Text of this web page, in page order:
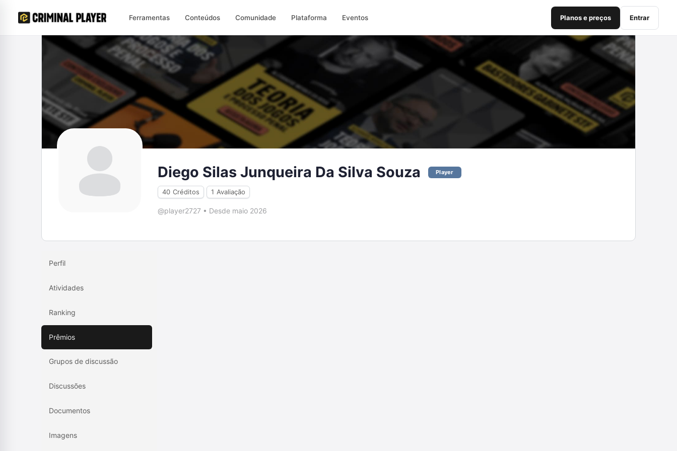
Ferramentas Conteúdos Comunidade Plataforma Eventos Planos e preços Entrar
Diego Silas Junqueira Da Silva Souza Player
40 Créditos 1 Avaliação
@player2727 • Desde maio 2026
Perfil
Atividades
Ranking
Prêmios
Grupos de discussão
Discussões
Documentos
Imagens